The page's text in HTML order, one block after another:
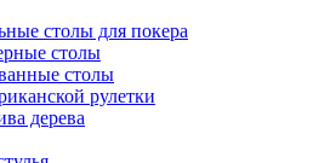
столы для покера
столы
столы
рулетки
дерева